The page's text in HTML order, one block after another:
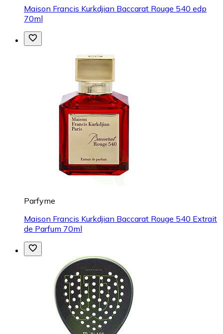
Maison Francis Kurkdjian Baccarat Rouge 540 edp
70ml
Parfyme
Maison Francis Kurkdjian Baccarat Rouge 540 Extrait
de Parfum 70ml